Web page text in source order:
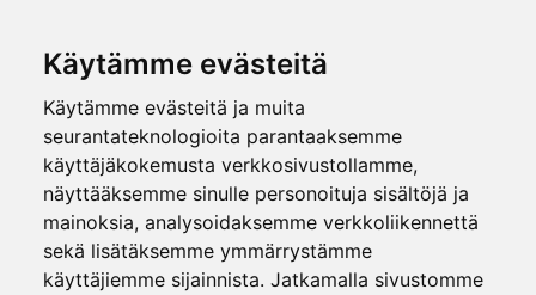
Käytämme evästeitä
Käytämme evästeitä ja muita
seurantateknologioita parantaaksemme
käyttäjäkokemusta verkkosivustollamme,
näyttääksemme sinulle personoituja sisältöjä ja
mainoksia, analysoidaksemme verkkoliikennettä
sekä lisätäksemme ymmärrystämme
käyttäjiemme sijainnista. Jatkamalla sivustomme